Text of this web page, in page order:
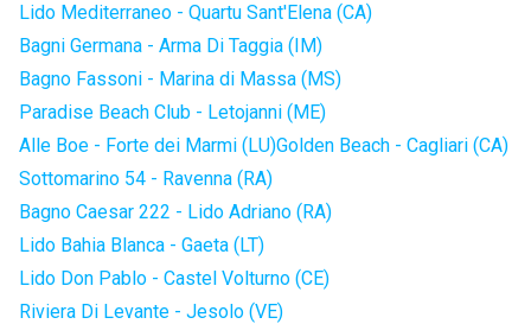
Lido Mediterraneo - Quartu Sant'Elena (CA)
Bagni Germana - Arma Di Taggia (IM)
Bagno Fassoni - Marina di Massa (MS)
Paradise Beach Club - Letojanni (ME)
Alle Boe - Forte dei Marmi (LU)Golden Beach - Cagliari (CA)
Sottomarino 54 - Ravenna (RA)
Bagno Caesar 222 - Lido Adriano (RA)
Lido Bahia Blanca - Gaeta (LT)
Lido Don Pablo - Castel Volturno (CE)
Riviera Di Levante - Jesolo (VE)